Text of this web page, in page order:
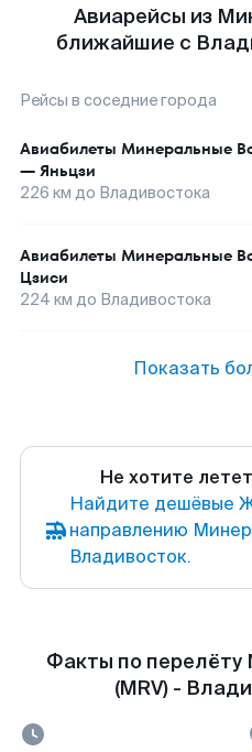
Авиарейсы из
ближайшие с
Рейсы в соседние города
Авиабилеты Минеральные
— Яньцзи
226 км до Владивостока
Авиабилеты Минеральные
Цзиси
224 км до Владивостока
Показать
Не хотите
Найдите дешёвые
направлению
Владивосток.
Факты по
(MRV) -